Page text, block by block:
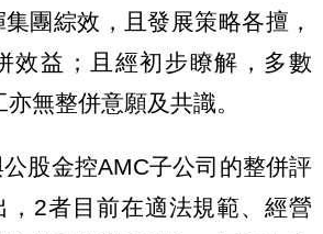
團綜效，且發展策略各擅，
效益；且經初步瞭解，多數
無整併意願及共識。
股金控AMC子公司的整併評
，2者目前在適法規範、經營